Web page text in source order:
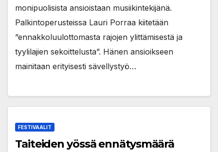
monipuolisista ansioistaan musiikintekijänä.
Palkintoperusteissa Lauri Porraa kiitetään
”ennakkoluulottomasta rajojen ylittämisestä ja
tyylilajien sekoittelusta”. Hänen ansioikseen
mainitaan erityisesti sävellystyö…
FESTIVAALIT
Taiteiden yössä ennätysmäärä